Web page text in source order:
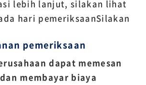
lebih lanjut, silakan lihat
hari pemeriksaanSilakan
pemeriksaan
dapat memesan
membayar biaya